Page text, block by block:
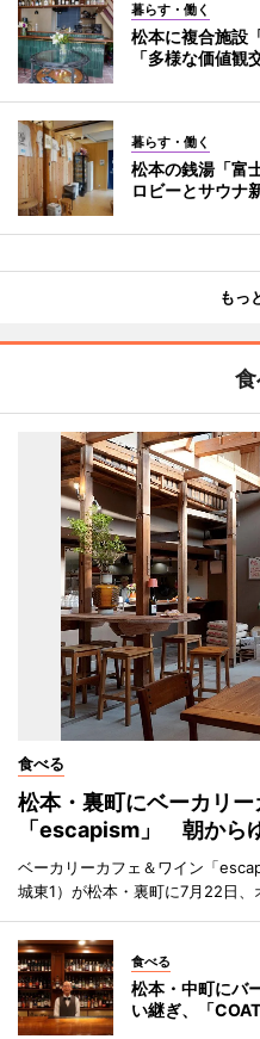
暮らす・働く
松本に複合施設
「多様な価値観
暮らす・働く
松本の銭湯「富
ロビーとサウナ
もっ
食べる
松本・裏町にベーカリ
「escapism」 朝から
ベーカリーカフェ＆ワイン「
城東1）が松本・裏町に7月22日、
食べる
松本・中町にバ
い継ぎ、「